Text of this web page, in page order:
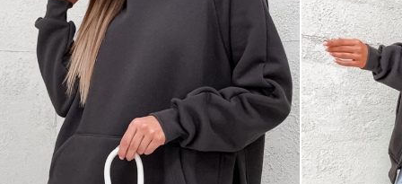
POLITYKA ZWROTÓW I REFUNDACJI
O NAS